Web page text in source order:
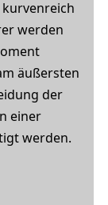
werden
äußersten
der
einer
werden.